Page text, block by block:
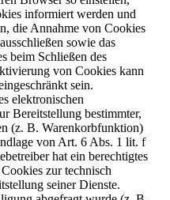
informiert werden und
die Annahme von Cookies
sowie das
beim Schließen des
von Cookies kann
sein.
elektronischen
Bereitstellung bestimmter,
(z. B. Warenkorbfunktion)
von Art. 6 Abs. 1 lit. f
hat ein berechtigtes
zur technisch
seiner Dienste.